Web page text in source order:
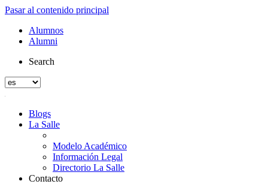
Pasar al contenido principal
Alumnos
Alumni
Search
Blogs
La Salle
Modelo Académico
Información Legal
Directorio La Salle
Contacto